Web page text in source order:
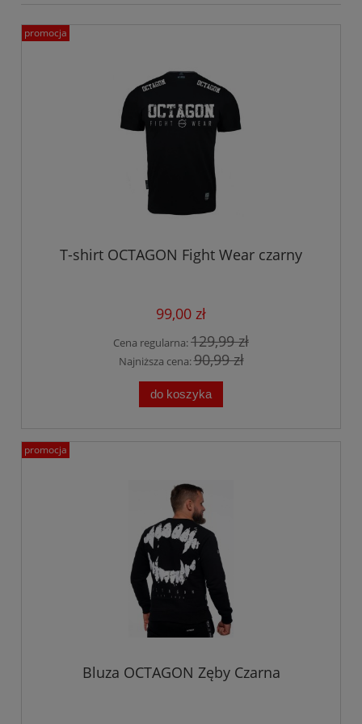
T-shirt OCTAGON Fight Wear czarny
99,00 zł
Cena regularna:129,99 zł
Najniższa cena:90,99 zł
do koszyka
promocja
Bluza OCTAGON Zęby Czarna
promocja